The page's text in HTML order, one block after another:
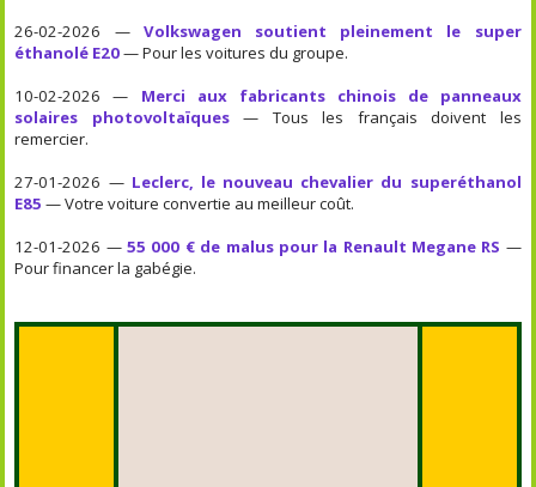
26-02-2026 — Volkswagen soutient pleinement le super
éthanolé E20— Pour les voitures du groupe.
10-02-2026 — Merci aux fabricants chinois de panneaux
solaires photovoltaïques— Tous les français doivent les
remercier.
27-01-2026 — Leclerc, le nouveau chevalier du superéthanol
E85 — Votre voiture convertie au meilleur coût.
12-01-2026 —55 000 € de malus pour la Renault Megane RS —
Pour financer la gabégie.